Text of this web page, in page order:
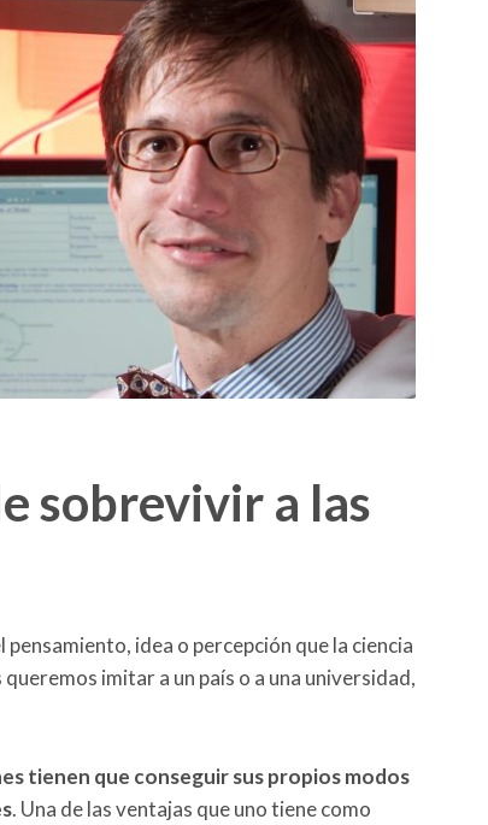
sobrevivir a las
idea o percepción que la ciencia
imitar a un país o a una universidad,
tienen que conseguir sus propios modos
. Una de las ventajas que uno tiene como